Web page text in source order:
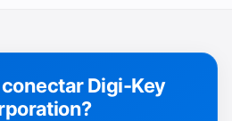
Digi-Key